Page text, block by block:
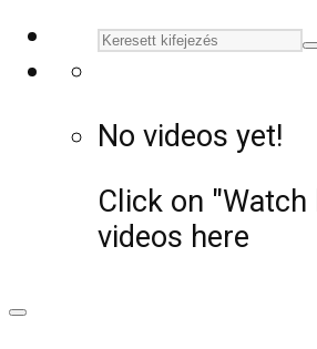
No videos yet!
Click on
videos here